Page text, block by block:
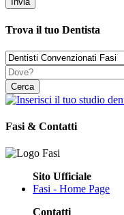
Trova il tuo Dentista
Fasi & Contatti
Sito Ufficiale
Fasi - Home Page
Contatti